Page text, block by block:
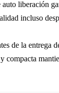
auto liberación
incluso
de la entrega
compacta